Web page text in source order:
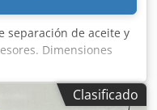
separación de aceite y
Dimensiones
1180 mm Peso:
Iddj Aldewa Estado:
Clasificado